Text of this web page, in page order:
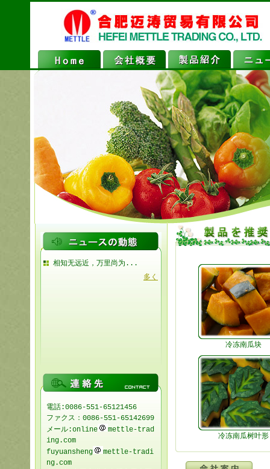
相知无远近，万里尚为...
多く
電話:0086-551-65121456
ファクス：0086-551-65142699
メール:online
mettle-trad
ing.com
fuyuansheng
mettle-tradi
ng.com
冷冻南瓜块
冷冻南瓜树叶形